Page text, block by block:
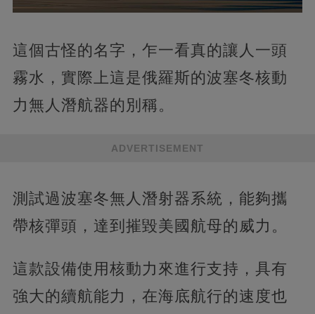
這個古怪的名字，乍一看真的讓人一頭
霧水，實際上這是俄羅斯的波塞冬核動
力無人潛航器的別稱。
ADVERTISEMENT
測試過波塞冬無人潛射器系統，能夠攜
帶核彈頭，達到摧毀美國航母的威力。
這款設備使用核動力來進行支持，具有
強大的續航能力，在海底航行的速度也